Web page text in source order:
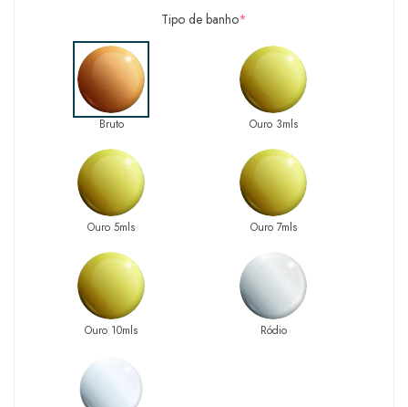
Tipo de banho*
Bruto Ouro 3mls
Ouro 5mls Ouro 7mls
Ouro 10mls Ródio